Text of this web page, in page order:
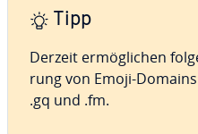
Tipp
Derzeit er­mög­li­chen
rung von Emoji-
.gq und .fm.